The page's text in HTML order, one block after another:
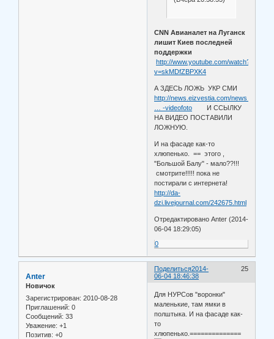
CNN Авианалет на Луганск
лишит Киев последней
поддержки
http://www.youtube.com/watch?
v=skMDfZBPXK4
А ЗДЕСЬ ЛОЖЬ УКР СМИ
http://news.eizvestia.com/news_politics
… -videofoto И ССЫЛКУ
НА ВИДЕО ПОСТАВИЛИ
ЛОЖНУЮ.
И на фасаде как-то
хлюпенько. == этого ,
"Большой Балу" - мало??!!!
смотрите!!!!! пока не
постирали с интернета!
http://da-
dzi.livejournal.com/242675.html
Отредактировано Anter (2014-
06-04 18:29:05)
0
Поделиться 25
2014-
06-04 18:46:38
Anter
Новичок
Зарегистрирован: 2010-08-28
Приглашений: 0
Сообщений: 33
Уважение: +1
Позитив: +0
Для НУРСов "воронки"
маленькие, там ямки в
полштыка. И на фасаде как-
то
хлюпенько.==============